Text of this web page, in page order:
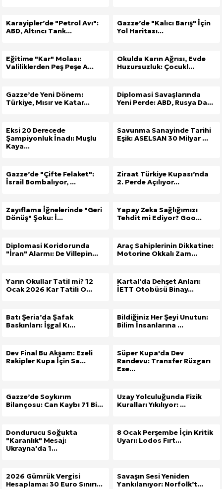
Karayipler’de "Petrol Avı":
ABD, Altıncı Tank...
Gazze’de "Kalıcı Barış" İçin
Yol Haritası...
Eğitime "Kar" Molası:
Valiliklerden Peş Peşe A...
Okulda Karın Ağrısı, Evde
Huzursuzluk: Çocukl...
Gazze’de Yeni Dönem:
Türkiye, Mısır ve Katar...
Diplomasi Savaşlarında
Yeni Perde: ABD, Rusya Da...
Eksi 20 Derecede
Şampiyonluk İnadı: Muşlu
Kaya...
Savunma Sanayinde Tarihi
Eşik: ASELSAN 30 Milyar ...
Gazze’de "Çifte Felaket":
İsrail Bombalıyor, ...
Ziraat Türkiye Kupası’nda
2. Perde Açılıyor...
Zayıflama İğnelerinde "Geri
Dönüş" Şoku: İ...
Yapay Zeka Sağlığımızı
Tehdit mi Ediyor? Goo...
Diplomasi Koridorunda
"İran" Alarmı: De Villepin...
Araç Sahiplerinin Dikkatine:
Motorine Okkalı Zam...
Yarın Okullar Tatil mi? 12
Ocak 2026 Kar Tatili O...
Kartal’da Dehşet Anları:
İETT Otobüsü Binay...
Batı Şeria’da Şafak
Baskınları: İşgal Kı...
Bildiğiniz Her Şeyi Unutun:
Bilim İnsanlarına ...
Dev Final Bu Akşam: Ezeli
Rakipler Kupa İçin Sa...
Süper Kupa'da Dev
Randevu: Transfer Rüzgarı
Ese...
Gazze’de Soykırım
Bilançosu: Can Kaybı 71 Bi...
Uzay Yolculuğunda Fizik
Kuralları Yıkılıyor: ...
Dondurucu Soğukta
"Karanlık" Mesaj:
Ukrayna'da 1...
8 Ocak Perşembe İçin Kritik
Uyarı: Lodos Fırt...
2026 Gümrük Vergisi
Hesaplama: 30 Euro Sınırı...
Savaşın Sesi Yeniden
Yankılanıyor: Norfolk’t...